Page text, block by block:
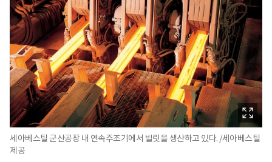
세아베스틸 군산공장 내 연속주조기에서 빌릿을 생산하고 있다. /세아베스틸
제공